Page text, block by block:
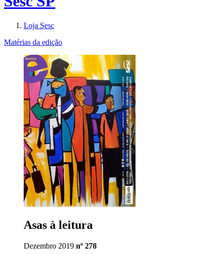
Loja Sesc
Matérias da edição
Asas à leitura
Dezembro 2019 nº 278